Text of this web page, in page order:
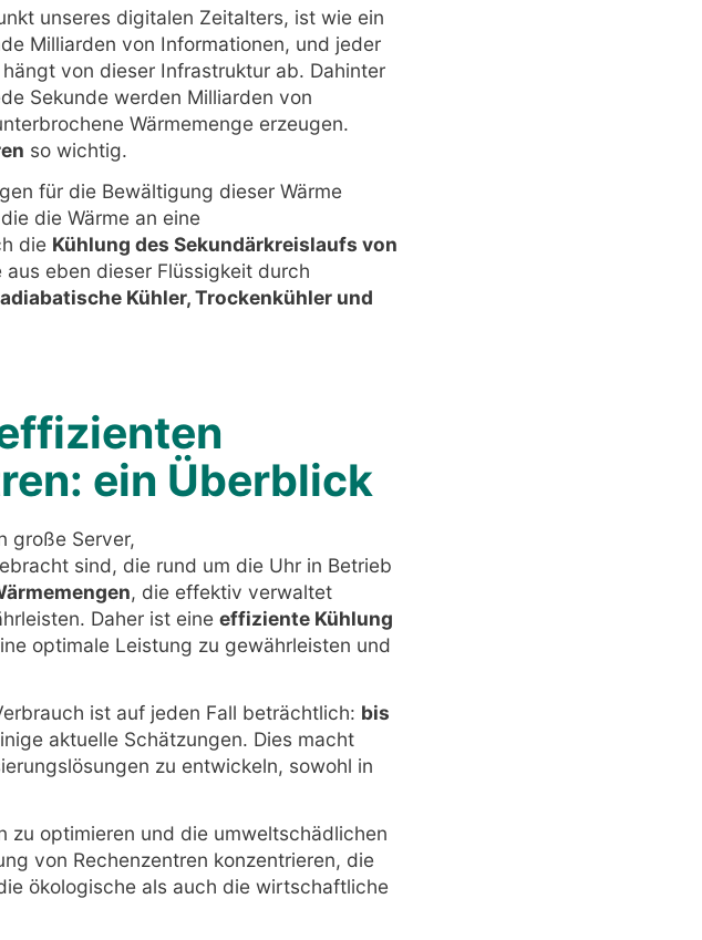
unseres digitalen Zeitalters, ist wie ein
Milliarden von Informationen, und jeder
von dieser Infrastruktur ab. Dahinter
Sekunde werden Milliarden von
Wärmemenge erzeugen.
so wichtig.
für die Bewältigung dieser Wärme
die Wärme an eine
die Kühlung des Sekundärkreislaufs von
eben dieser Flüssigkeit durch
Kühler, Trockenkühler und
ein Überblick
große Server,
sind, die rund um die Uhr in Betrieb
, die effektiv verwaltet
Daher ist eine effiziente Kühlung
optimale Leistung zu gewährleisten und
ist auf jeden Fall beträchtlich: bis
aktuelle Schätzungen. Dies macht
zu entwickeln, sowohl in
zu optimieren und die umweltschädlichen
von Rechenzentren konzentrieren, die
ökologische als auch die wirtschaftliche